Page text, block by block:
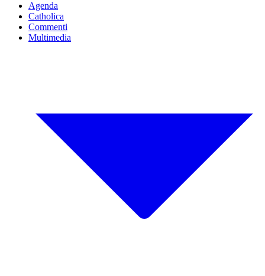
Agenda
Catholica
Commenti
Multimedia